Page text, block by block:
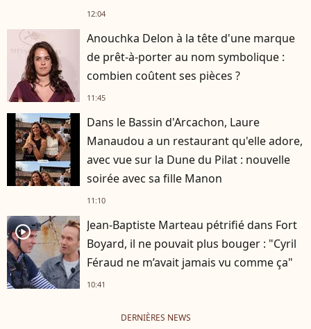
12:04
Anouchka Delon à la tête d'une marque
de prêt-à-porter au nom symbolique :
combien coûtent ses pièces ?
11:45
Dans le Bassin d'Arcachon, Laure
Manaudou a un restaurant qu'elle adore,
avec vue sur la Dune du Pilat : nouvelle
soirée avec sa fille Manon
11:10
player2
Jean-Baptiste Marteau pétrifié dans Fort
Boyard, il ne pouvait plus bouger : "Cyril
Féraud ne m’avait jamais vu comme ça"
10:41
DERNIÈRES NEWS